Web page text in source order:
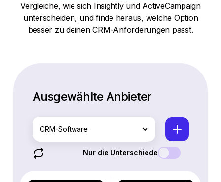
Vergleiche, wie sich Insightly und ActiveCampaign
unterscheiden, und finde heraus, welche Option
besser zu deinen CRM-Anforderungen passt.
Ausgewählte Anbieter
CRM-Software
Nur die Unterschiede